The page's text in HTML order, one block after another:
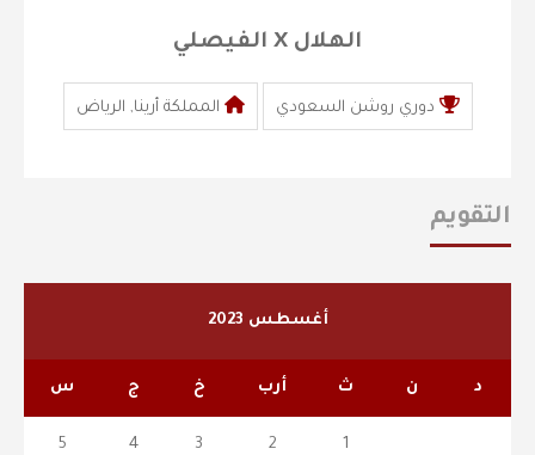
الهلال X الفيصلي
دوري روشن السعودي المملكة أرينا, الرياض
التقويم
أغسطس 2023
د ن ث أرب خ ج س
1
2
3
4
5